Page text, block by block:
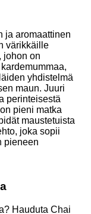
ja aromaattinen
värikkäille
johon on
yhdistelmä
maun. Juuri
perinteisestä
pieni matka
maustetuista
joka sopii
pieneen
Hauduta Chai